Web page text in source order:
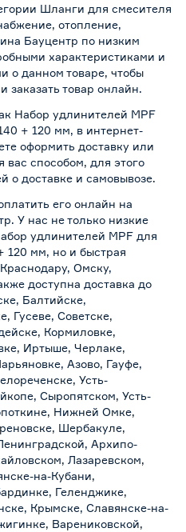
Шланги для смесителя
отопление,
Бауцентр по низким
характеристиками и
о данном товаре, чтобы
заказать товар онлайн.
Набор удлинителей MPF
+ 120 мм, в интернет-
оформить доставку или
вас способом, для этого
о доставке и самовывозе.
его онлайн на
У нас не только низкие
удлинителей MPF для
120 мм, но и быстрая
Омску,
доступна доставка до
Балтийске,
Гусеве, Советске,
Кормиловке,
Иртыше, Черлаке,
Азово, Гауфе,
Усть-
Сыропятском, Усть-
Нижней Омке,
Шербакуле,
Архипо-
Лазаревском,
на-Кубани,
Геленджике,
Крымске, Славянске-на-
Варениковской,